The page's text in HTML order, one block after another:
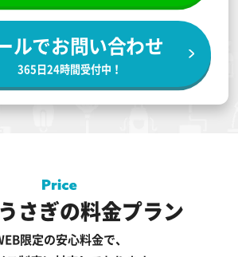
ルでお問い合わせ
365日24時間受付中！
さぎの料金プラン
限定の安心料金で、